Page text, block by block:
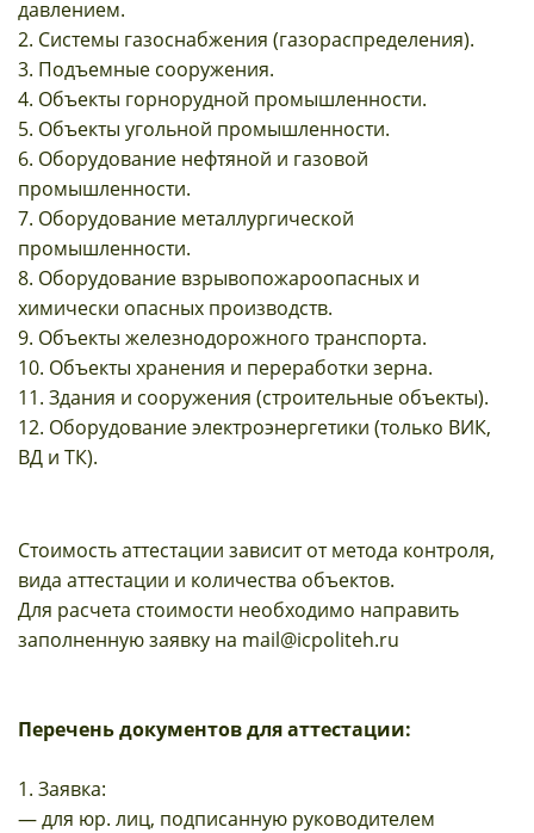
давлением.
2. Системы газоснабжения (газораспределения).
3. Подъемные сооружения.
4. Объекты горнорудной промышленности.
5. Объекты угольной промышленности.
6. Оборудование нефтяной и газовой
промышленности.
7. Оборудование металлургической
промышленности.
8. Оборудование взрывопожароопасных и
химически опасных производств.
9. Объекты железнодорожного транспорта.
10. Объекты хранения и переработки зерна.
11. Здания и сооружения (строительные объекты).
12. Оборудование электроэнергетики (только ВИК,
ВД и ТК).
Стоимость аттестации зависит от метода контроля,
вида аттестации и количества объектов.
Для расчета стоимости необходимо направить
заполненную заявку на mail@icpoliteh.ru
Перечень документов для аттестации:
1. Заявка:
— для юр. лиц, подписанную руководителем